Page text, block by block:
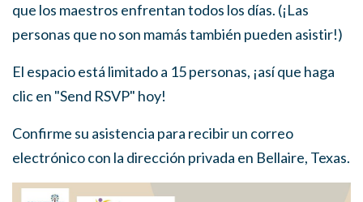
que los maestros enfrentan todos los días. (¡Las
personas que no son mamás también pueden asistir!)
El espacio está limitado a 15 personas, ¡así que haga
clic en "Send RSVP" hoy!
Confirme su asistencia para recibir un correo
electrónico con la dirección privada en Bellaire, Texas.